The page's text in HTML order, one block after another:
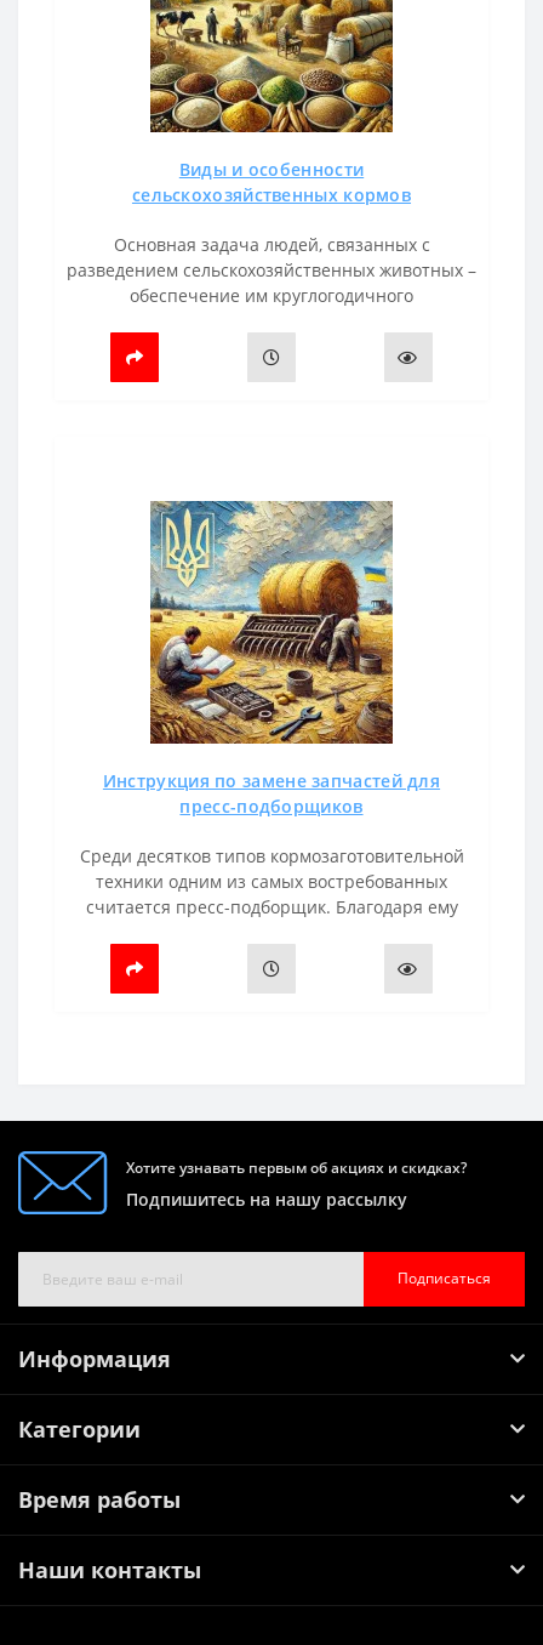
Виды и особенности
сельскохозяйственных кормов
Основная задача людей, связанных с
разведением сельскохозяйственных животных –
обеспечение им круглогодичного
возможно получить отдачу: птица будет хорошо
рас..
Инструкция по замене запчастей для
пресс-подборщиков
Среди десятков типов кормозаготовительной
техники одним из самых востребованных
считается пресс-подборщик. Благодаря ему
время, увеличить продуктивность. ..
Хотите узнавать первым об акциях и скидках?
Подпишитесь на нашу рассылку
Подписаться
Информация
Категории
Время работы
Наши контакты